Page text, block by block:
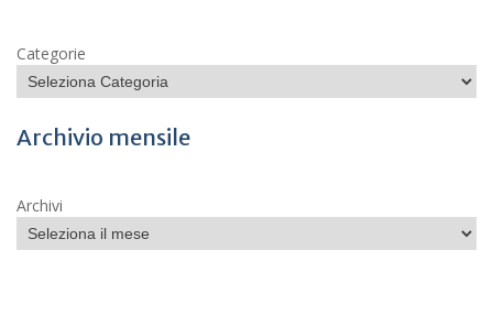
Categorie
Archivio mensile
Archivi